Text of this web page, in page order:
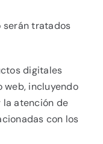
serán tratados
digitales
web, incluyendo
atención de
con los